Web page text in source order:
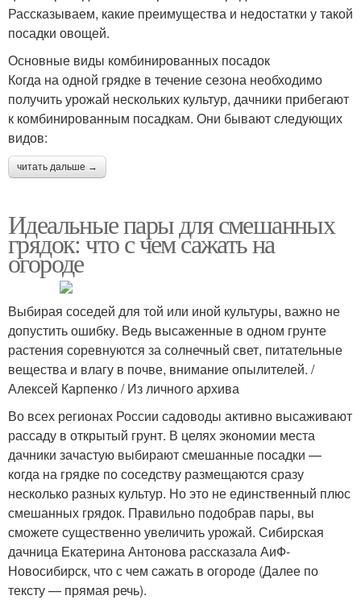
Рассказываем, какие преимущества и недостатки у такой
посадки овощей.
Основные виды комбинированных посадок
Когда на одной грядке в течение сезона необходимо
получить урожай нескольких культур, дачники прибегают
к комбинированным посадкам. Они бывают следующих
видов:
читать дальше →
Идеальные пары для смешанных
грядок: что с чем сажать на
огороде
Выбирая соседей для той или иной культуры, важно не
допустить ошибку. Ведь высаженные в одном грунте
растения соревнуются за солнечный свет, питательные
вещества и влагу в почве, внимание опылителей. /
Алексей Карпенко / Из личного архива
Во всех регионах России садоводы активно высаживают
рассаду в открытый грунт. В целях экономии места
дачники зачастую выбирают смешанные посадки —
когда на грядке по соседству размещаются сразу
несколько разных культур. Но это не единственный плюс
смешанных грядок. Правильно подобрав пары, вы
сможете существенно увеличить урожай. Сибирская
дачница Екатерина Антонова рассказала АиФ-
Новосибирск, что с чем сажать в огороде (Далее по
тексту — прямая речь).